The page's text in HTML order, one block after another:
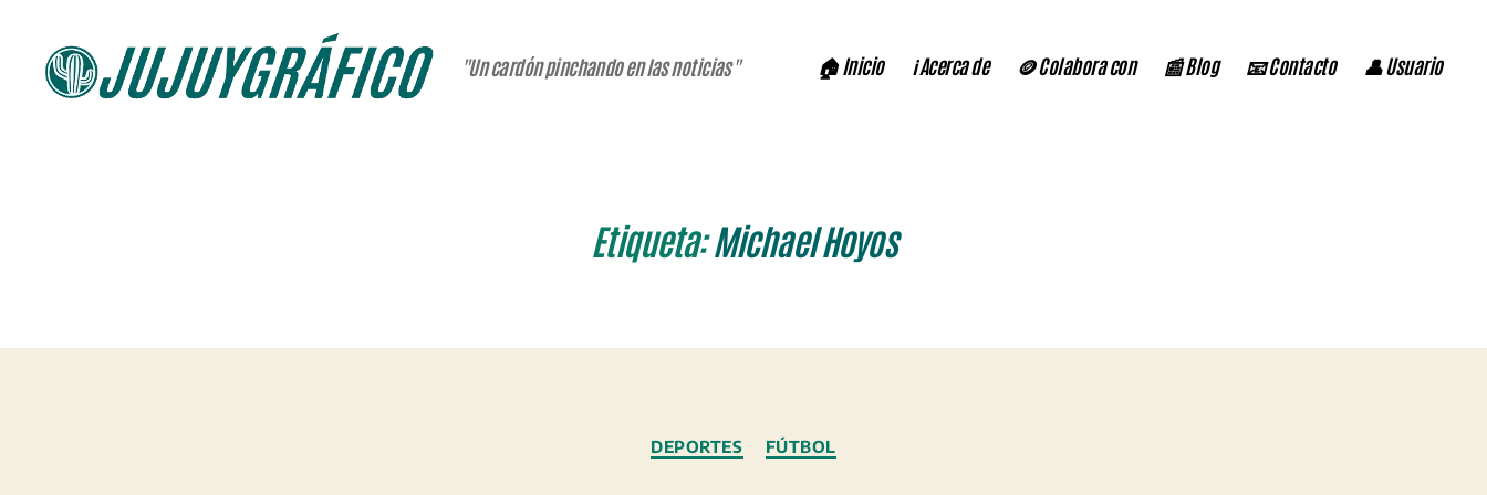
"Un cardón pinchando en las noticias" 🏠 Inicio ℹ️ Acerca de 🪙 Colabora con 📰 Blog 📧 Contacto 👤 Usuario
Etiqueta: Michael Hoyos
Categorías
DEPORTES FÚTBOL